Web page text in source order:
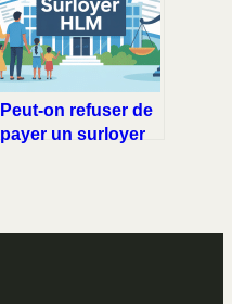
Peut-on refuser de
payer un surloyer